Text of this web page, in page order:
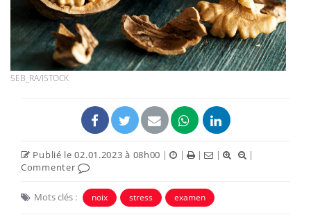
SEB_RA/ISTOCK
Publié le 02.01.2023 à 08h00 | | | |
|
Commenter
Mots clés : noix stress examen